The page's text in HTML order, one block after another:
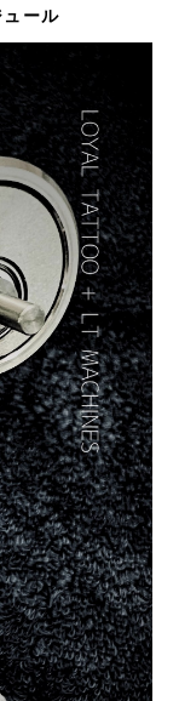
ール